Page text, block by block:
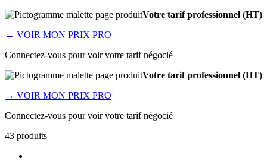
Votre tarif professionnel (HT)
→ VOIR MON PRIX PRO
Connectez-vous pour voir votre tarif négocié
Votre tarif professionnel (HT)
→ VOIR MON PRIX PRO
Connectez-vous pour voir votre tarif négocié
43 produits